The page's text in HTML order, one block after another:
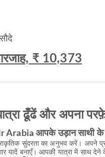
₹ 10,373
ढूँढें और अपना
Arabia आपके उड़ान साथी
सुंदरता का अनुभव करें। अपने
यादें बनाएँ। आपकी यात्रा में साथ